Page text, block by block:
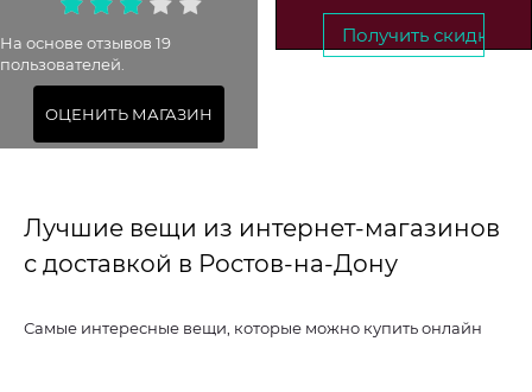
На основе отзывов 19
пользователей.
ОЦЕНИТЬ МАГАЗИН
Получить скидку →
Лучшие вещи из интернет-магазинов
с доставкой в Ростов-на-Дону
Самые интересные вещи, которые можно купить онлайн